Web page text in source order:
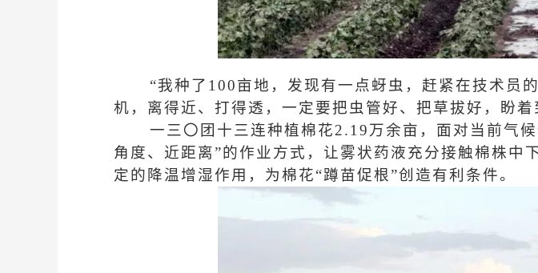
“我种了100亩地，发现有一点蚜虫，赶紧在技术员
机，离得近、打得透，一定要把虫管好、把草拔好，盼
一三〇团十三连种植棉花2.19万余亩，面对当前气
角度、近距离”的作业方式，让雾状药液充分接触棉株中
定的降温增湿作用，为棉花“蹲苗促根”创造有利条件。